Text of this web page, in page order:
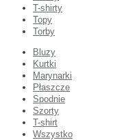
T-shirty
Topy
Torby
Bluzy
Kurtki
Marynarki
Płaszcze
Spodnie
Szorty
T-shirt
Wszystko